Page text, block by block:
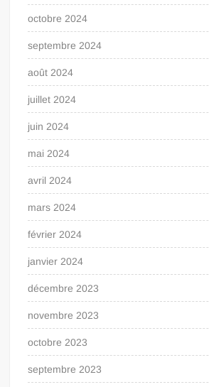
octobre 2024
septembre 2024
août 2024
juillet 2024
juin 2024
mai 2024
avril 2024
mars 2024
février 2024
janvier 2024
décembre 2023
novembre 2023
octobre 2023
septembre 2023